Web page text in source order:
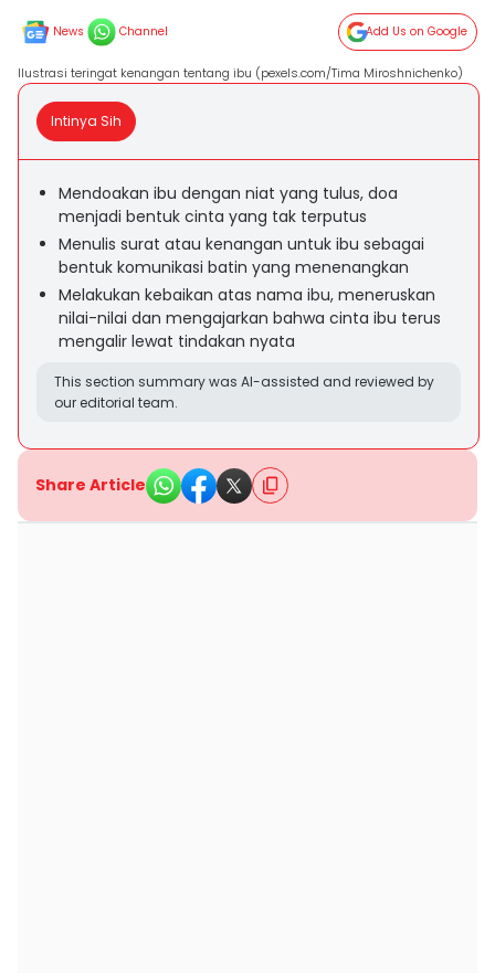
News Channel Add Us on Google
Ilustrasi teringat kenangan tentang ibu (pexels.com/Tima Miroshnichenko)
Intinya Sih
Mendoakan ibu dengan niat yang tulus, doa
menjadi bentuk cinta yang tak terputus
Menulis surat atau kenangan untuk ibu sebagai
bentuk komunikasi batin yang menenangkan
Melakukan kebaikan atas nama ibu, meneruskan
nilai-nilai dan mengajarkan bahwa cinta ibu terus
mengalir lewat tindakan nyata
This section summary was AI-assisted and reviewed by
our editorial team.
Share Article